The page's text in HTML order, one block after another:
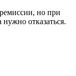
но при
отказаться.